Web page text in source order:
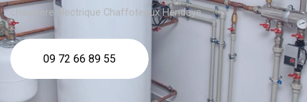
chaudière électrique Chaffoteaux Hendaye
09 72 66 89 55